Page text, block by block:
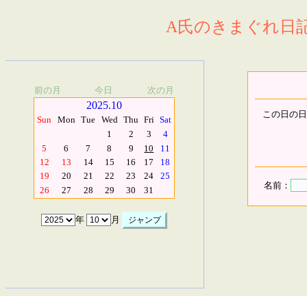
A氏のきまぐれ日
前の月 今日 次の月
2025.10
Sun Mon Tue Wed Thu Fri Sat
1
2 3
4
5
6 7 8 9 10
11
12
13 14 15 16 17
18
19
20 21 22 23 24
25
26
27 28 29 30 31
年 月
この日の
名前：